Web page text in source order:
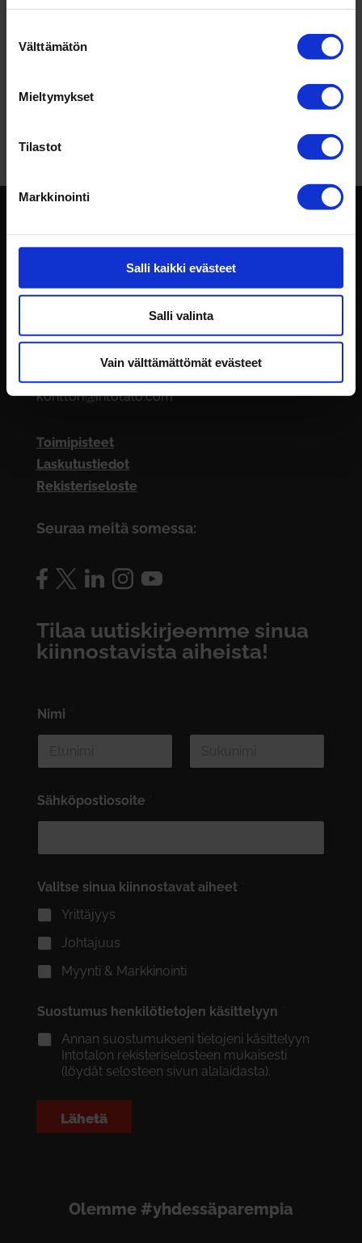
valinta
Välttämätön
Mieltymykset
Tilastot
Markkinointi
Salli kaikki evästeet
Salli valinta
Vain välttämättömät evästeet
Tulok­sel­lisen mark­ki­
James
Tulok­sel­lisen mark­ki­noijan 8
Intotalo Oy
konttori@intotalo.com
Toimipisteet
Laskutustiedot
Rekisteriseloste
Seuraa meitä somessa:
Tilaa uutiskirjeemme sinua
kiinnostavista aiheista!
Nimi *
Sähköpostiosoite *
Valitse sinua kiinnostavat aiheet *
Yrittäjyys
Johtajuus
Myynti & Markkinointi
Suostumus henkilötietojen käsittelyyn *
Annan suostumukseni tietojeni käsittelyyn
Intotalon rekisteriselosteen mukaisesti
(löydät selosteen sivun alalaidasta).
Lähetä
Olemme #yhdessäparempia